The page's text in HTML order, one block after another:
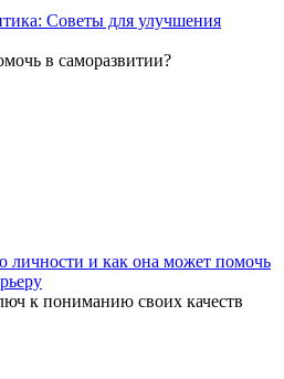
Советы для улучшения
в саморазвитии?
личности и как она может помочь
к пониманию своих качеств